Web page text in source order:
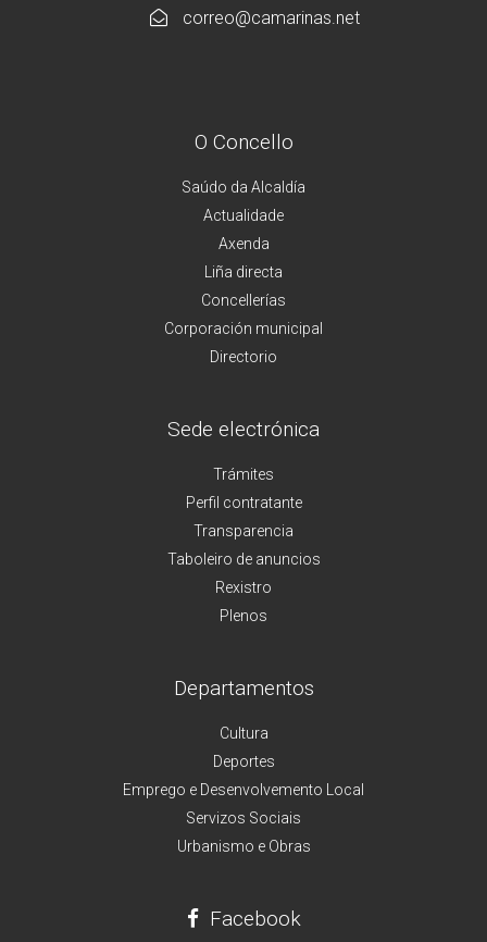
correo@camarinas.net
O Concello
Saúdo da Alcaldía
Actualidade
Axenda
Liña directa
Concellerías
Corporación municipal
Directorio
Sede electrónica
Trámites
Perfil contratante
Transparencia
Taboleiro de anuncios
Rexistro
Plenos
Departamentos
Cultura
Deportes
Emprego e Desenvolvemento Local
Servizos Sociais
Urbanismo e Obras
Facebook